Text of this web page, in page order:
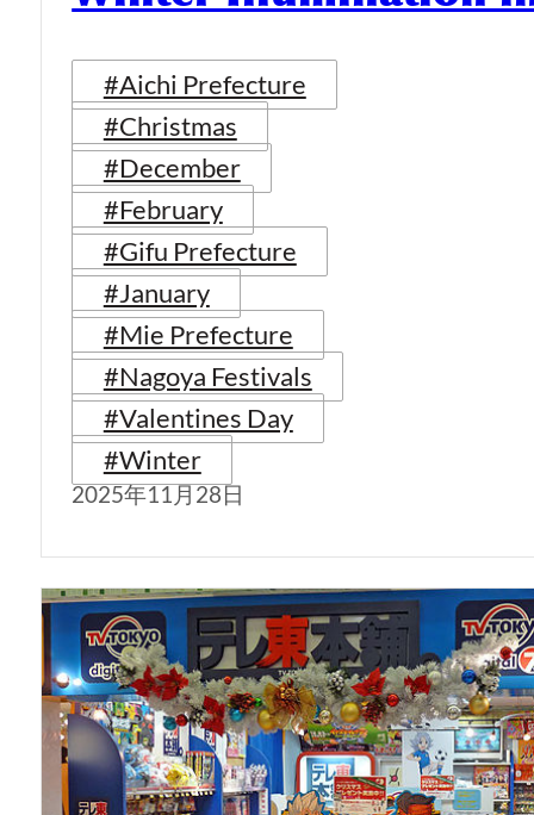
#Aichi Prefecture
#Christmas
#December
#February
#Gifu Prefecture
#January
#Mie Prefecture
#Nagoya Festivals
#Valentines Day
#Winter
2025年11月28日